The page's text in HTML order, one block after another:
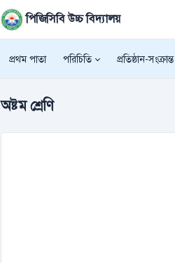
পিজিসিবি উচ্চ বিদ্যালয়
প্রথম পাতা পরিচিতি প্রতিষ্ঠান-সংক্রান্ত
অষ্টম শ্রেণি